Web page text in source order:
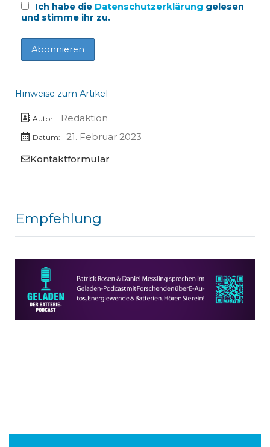
Ich habe die Datenschutzerklärung gelesen
und stimme ihr zu.
Hinweise zum Artikel
Autor: Redaktion
Datum:
21. Februar 2023
Kontaktformular
Empfehlung